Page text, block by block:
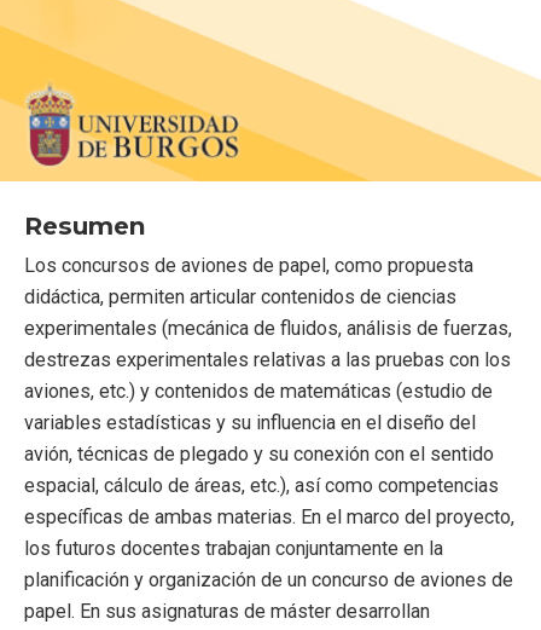
Resumen
Los concursos de aviones de papel, como propuesta
didáctica, permiten articular contenidos de ciencias
experimentales (mecánica de fluidos, análisis de fuerzas,
destrezas experimentales relativas a las pruebas con los
aviones, etc.) y contenidos de matemáticas (estudio de
variables estadísticas y su influencia en el diseño del
avión, técnicas de plegado y su conexión con el sentido
espacial, cálculo de áreas, etc.), así como competencias
específicas de ambas materias. En el marco del proyecto,
los futuros docentes trabajan conjuntamente en la
planificación y organización de un concurso de aviones de
papel. En sus asignaturas de máster desarrollan